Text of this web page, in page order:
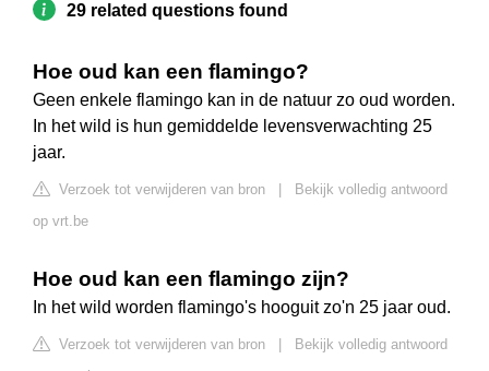
29 related questions found
Hoe oud kan een flamingo?
Geen enkele flamingo kan in de natuur zo oud worden.
In het wild is hun gemiddelde levensverwachting 25
jaar.
Verzoek tot verwijderen van bron
Bekijk volledig antwoord
op vrt.be
Hoe oud kan een flamingo zijn?
In het wild worden flamingo's hooguit zo'n 25 jaar oud.
Verzoek tot verwijderen van bron
Bekijk volledig antwoord